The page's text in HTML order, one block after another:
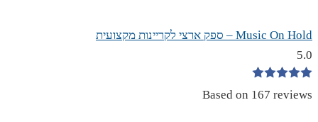
Music On Hold – ספק ארצי לקריינות מקצועית
5.0
Based on 167 reviews